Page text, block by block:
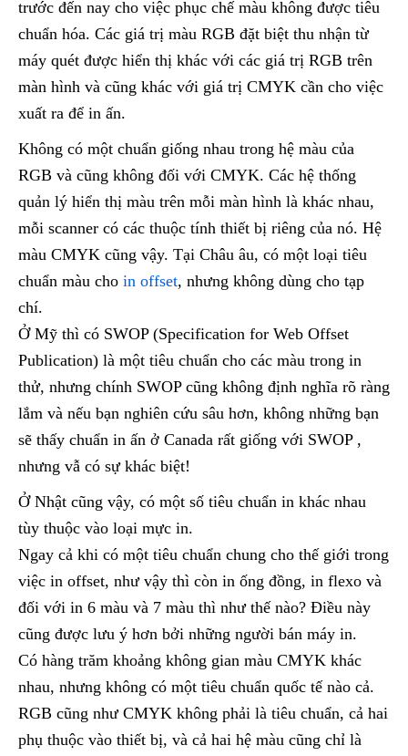
trước đến nay cho việc phục chế màu không được tiêu
chuẩn hóa. Các giá trị màu RGB đặt biệt thu nhận từ
máy quét được hiển thị khác với các giá trị RGB trên
màn hình và cũng khác với giá trị CMYK cần cho việc
xuất ra để in ấn.
Không có một chuẩn giống nhau trong hệ màu của
RGB và cũng không đối với CMYK. Các hệ thống
quản lý hiển thị màu trên mỗi màn hình là khác nhau,
mỗi scanner có các thuộc tính thiết bị riêng của nó. Hệ
màu CMYK cũng vậy. Tại Châu âu, có một loại tiêu
chuẩn màu cho in offset, nhưng không dùng cho tạp
chí.
Ở Mỹ thì có SWOP (Specification for Web Offset
Publication) là một tiêu chuẩn cho các màu trong in
thử, nhưng chính SWOP cũng không định nghĩa rõ ràng
lắm và nếu bạn nghiên cứu sâu hơn, không những bạn
sẽ thấy chuẩn in ấn ở Canada rất giống với SWOP ,
nhưng vẫ có sự khác biệt!
Ở Nhật cũng vậy, có một số tiêu chuẩn in khác nhau
tùy thuộc vào loại mực in.
Ngay cả khi có một tiêu chuẩn chung cho thế giới trong
việc in offset, như vậy thì còn in ống đồng, in flexo và
đối với in 6 màu và 7 màu thì như thế nào? Điều này
cũng được lưu ý hơn bởi những người bán máy in.
Có hàng trăm khoảng không gian màu CMYK khác
nhau, nhưng không có một tiêu chuẩn quốc tế nào cả.
RGB cũng như CMYK không phải là tiêu chuẩn, cả hai
phụ thuộc vào thiết bị, và cả hai hệ màu cũng chỉ là